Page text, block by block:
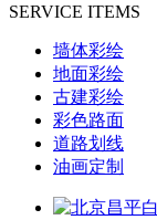
SERVICE ITEMS
墙体彩绘
地面彩绘
古建彩绘
彩色路面
道路划线
油画定制